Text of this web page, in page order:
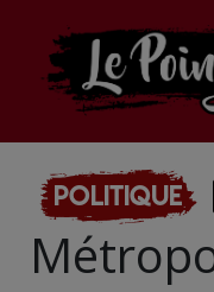
Politique